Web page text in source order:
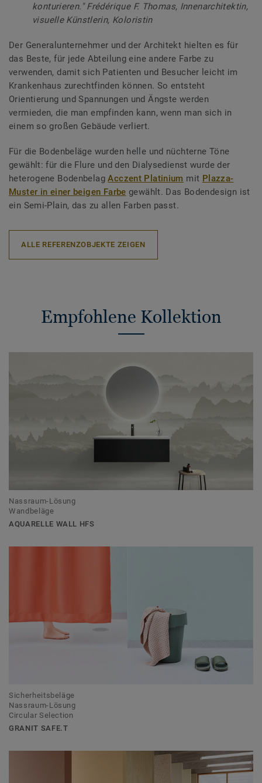
konturieren." Frédérique F. Thomas, Innenarchitektin,
visuelle Künstlerin, Koloristin
Der Generalunternehmer und der Architekt hielten es für
das Beste, für jede Abteilung eine andere Farbe zu
verwenden, damit sich Patienten und Besucher leicht im
Krankenhaus zurechtfinden können. So entsteht
Orientierung und Spannungen und Ängste werden
vermieden, die man empfinden kann, wenn man sich in
einem so großen Gebäude verliert.
Für die Bodenbeläge wurden helle und nüchterne Töne
gewählt: für die Flure und den Dialysedienst wurde der
heterogene BodenbelagAcczent Platinium mit Plazza-
Muster in einer beigen Farbe gewählt. Das Bodendesign ist
ein Semi-Plain, das zu allen Farben passt.
ALLE REFERENZOBJEKTE ZEIGEN
Empfohlene Kollektion
Nassraum-Lösung
Wandbeläge
AQUARELLE WALL HFS
Sicherheitsbeläge
Nassraum-Lösung
Circular Selection
GRANIT SAFE.T